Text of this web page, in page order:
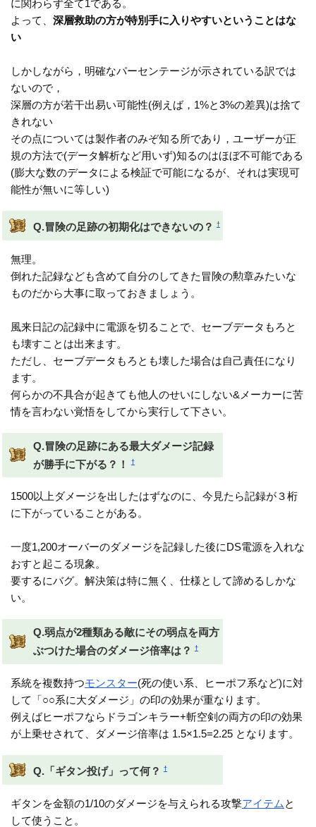
に関わらず全て1である。
よって、深層救助の方が特別手に入りやすいということはな
い
しかしながら，明確なパーセンテージが示されている訳では
ないので，
深層の方が若干出易い可能性(例えば，1%と3%の差異)は捨て
きれない
その点については製作者のみぞ知る所であり，ユーザーが正
規の方法で(データ解析など用いず)知るのはほぼ不可能である
(膨大な数のデータによる検証で可能になるが、それは実現可
能性が無いに等しい)
Q.冒険の足跡の初期化はできないの？ †
無理。
倒れた記録なども含めて自分のしてきた冒険の勲章みたいな
ものだから大事に取っておきましょう。
風来日記の記録中に電源を切ることで、セーブデータもろと
も壊すことは出来ます。
ただし、セーブデータもろとも壊した場合は自己責任になり
ます。
何らかの不具合が起きても他人のせいにしない&メーカーに苦
情を言わない覚悟をしてから実行して下さい。
Q.冒険の足跡にある最大ダメージ記録
が勝手に下がる？！
†
1500以上ダメージを出したはずなのに、今見たら記録が３桁
に下がっていることがある。
一度1,200オーバーのダメージを記録した後にDS電源を入れな
おすと起こる現象。
要するにバグ。解決策は特に無く、仕様として諦めるしかな
い。
Q.弱点が2種類ある敵にその弱点を両方
ぶつけた場合のダメージ倍率は？
†
系統を複数持つモンスター(死の使い系、ヒーポフ系など)に対
して「○○系に大ダメージ」の印の効果が重なります。
例えばヒーポフならドラゴンキラー+斬空剣の両方の印の効果
が上乗せされて、ダメージ倍率は 1.5×1.5=2.25 となります。
Q.「ギタン投げ」って何？ †
ギタンを金額の1/10のダメージを与えられる攻撃アイテム と
して使うこと。